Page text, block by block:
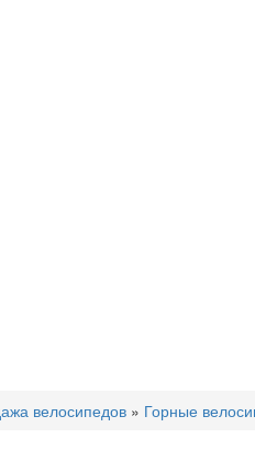
велосипедов » Горные